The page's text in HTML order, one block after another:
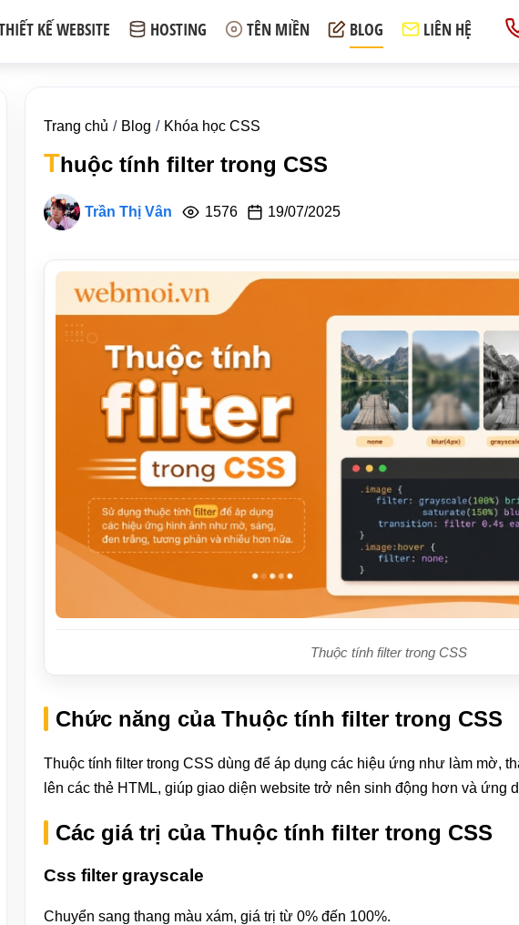
KẾ WEBSITE HOSTING TÊN MIỀN BLOG LIÊN HỆ
Trang chủ Blog Khóa học CSS
Thuộc tính filter trong CSS
Trần Thị Vân 1576 19/07/2025
Thuộc tính filter trong CSS
Chức năng của Thuộc tính filter trong CSS
Thuộc tính filter trong CSS dùng để áp dụng các hiệu ứng như làm mờ,
lên các thẻ HTML, giúp giao diện website trở nên sinh động hơn và ứng
Các giá trị của Thuộc tính filter trong CSS
Css filter grayscale
Chuyển sang thang màu xám, giá trị từ 0% đến 100%.